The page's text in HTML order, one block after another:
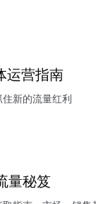
运营指南
新的流量红利
量秘笈